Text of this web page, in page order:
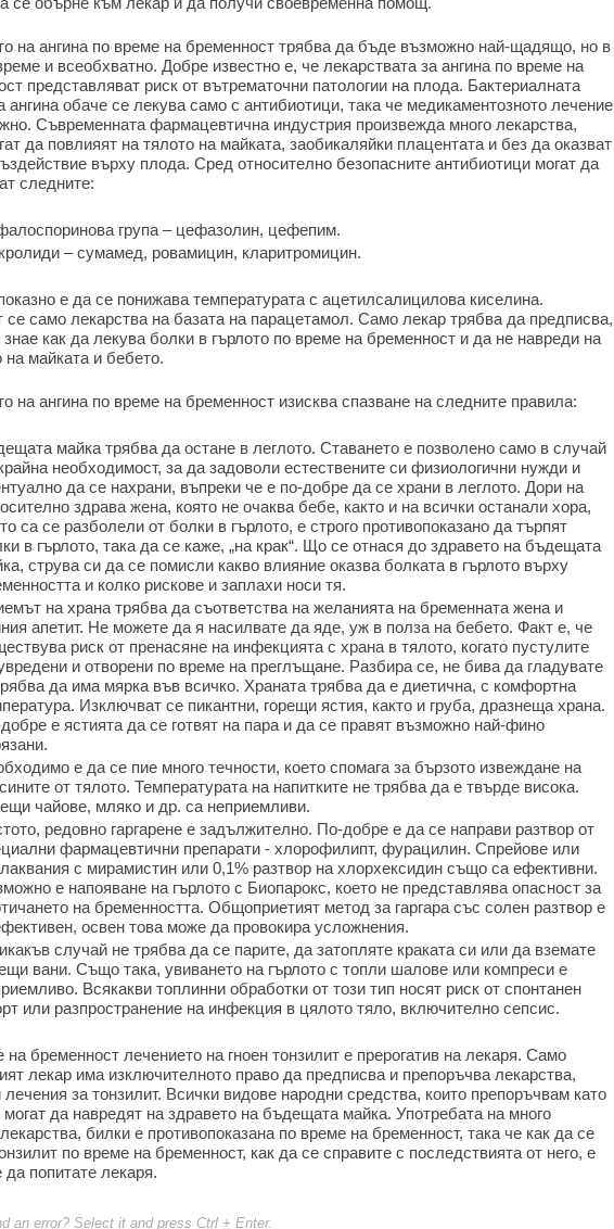
на ангина по време на бременност трябва да бъде възможно най-щадящо, но в
и всеобхватно. Добре известно е, че лекарствата за ангина по време на
представляват риск от вътрематочни патологии на плода. Бактериалната
обаче се лекува само с антибиотици, така че медикаментозното лечение
Съвременната фармацевтична индустрия произвежда много лекарства,
да повлияят на тялото на майката, заобикаляйки плацентата и без да оказват
върху плода. Сред относително безопасните антибиотици могат да
следните:
група – цефазолин, цефепим.
– сумамед, ровамицин, кларитромицин.
е да се понижава температурата с ацетилсалицилова киселина.
се само лекарства на базата на парацетамол. Само лекар трябва да предписва,
как да лекува болки в гърлото по време на бременност и да не навреди на
на майката и бебето.
на ангина по време на бременност изисква спазване на следните правила:
майка трябва да остане в леглото. Ставането е позволено само в случай
необходимост, за да задоволи естествените си физиологични нужди и
да се нахрани, въпреки че е по-добре да се храни в леглото. Дори на
здрава жена, която не очаква бебе, както и на всички останали хора,
са се разболели от болки в гърлото, е строго противопоказано да търпят
в гърлото, така да се каже, „на крак“. Що се отнася до здравето на бъдещата
струва си да се помисли какво влияние оказва болката в гърлото върху
и колко рискове и заплахи носи тя.
на храна трябва да съответства на желанията на бременната жена и
апетит. Не можете да я насилвате да яде, уж в полза на бебето. Факт е, че
риск от пренасяне на инфекцията с храна в тялото, когато пустулите
и отворени по време на преглъщане. Разбира се, не бива да гладувате
да има мярка във всичко. Храната трябва да е диетична, с комфортна
Изключват се пикантни, горещи ястия, както и груба, дразнеща храна.
е ястията да се готвят на пара и да се правят възможно най-фино
е да се пие много течности, което спомага за бързото извеждане на
от тялото. Температурата на напитките не трябва да е твърде висока.
чайове, мляко и др. са неприемливи.
редовно гаргарене е задължително. По-добре е да се направи разтвор от
фармацевтични препарати - хлорофилипт, фурацилин. Спрейове или
с мирамистин или 0,1% разтвор на хлорхексидин също са ефективни.
е напояване на гърлото с Биопарокс, което не представлява опасност за
на бременността. Общоприетият метод за гаргара със солен разтвор е
освен това може да провокира усложнения.
случай не трябва да се парите, да затопляте краката си или да вземате
вани. Също така, увиването на гърлото с топли шалове или компреси е
Всякакви топлинни обработки от този тип носят риск от спонтанен
или разпространение на инфекция в цялото тяло, включително сепсис.
на бременност лечението на гноен тонзилит е прерогатив на лекаря. Само
лекар има изключителното право да предписва и препоръчва лекарства,
за тонзилит. Всички видове народни средства, които препоръчвам като
могат да навредят на здравето на бъдещата майка. Употребата на много
билки е противопоказана по време на бременност, така че как да се
по време на бременност, как да се справите с последствията от него, е
да попитате лекаря.
an error? Select it and press Ctrl + Enter.